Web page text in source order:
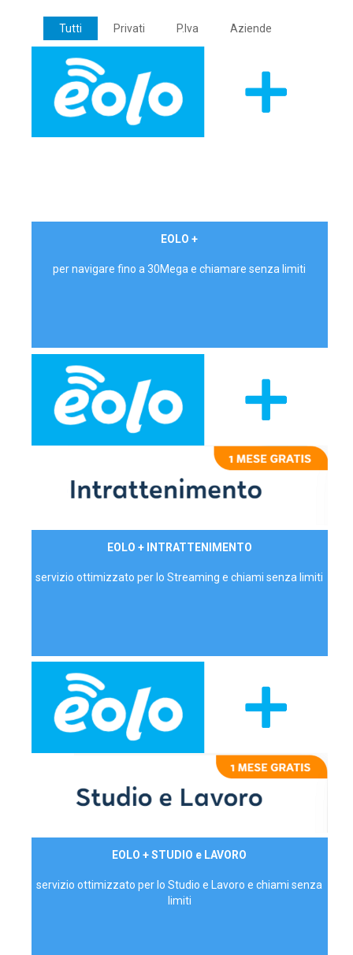
Tutti Privati P.Iva Aziende
EOLO +
per navigare fino a 30Mega e chiamare senza limiti
EOLO + INTRATTENIMENTO
servizio ottimizzato per lo Streaming e chiami senza limiti
EOLO + STUDIO e LAVORO
servizio ottimizzato per lo Studio e Lavoro e chiami senza
limiti